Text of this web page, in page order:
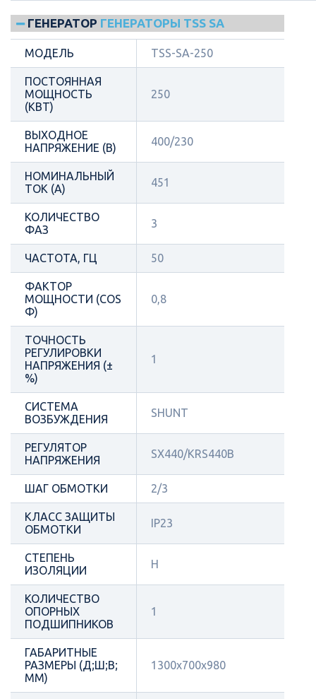
ГЕНЕРАТОР ГЕНЕРАТОРЫ TSS SA
МОДЕЛЬ TSS-SA-250
ПОСТОЯННАЯ
МОЩНОСТЬ
(КВТ)
250
ВЫХОДНОЕ
НАПРЯЖЕНИЕ (В)
400/230
НОМИНАЛЬНЫЙ
ТОК (А)
451
КОЛИЧЕСТВО
ФАЗ
3
ЧАСТОТА, ГЦ 50
ФАКТОР
МОЩНОСТИ (COS
Φ)
0,8
ТОЧНОСТЬ
РЕГУЛИРОВКИ
НАПРЯЖЕНИЯ (±
%)
1
СИСТЕМА
ВОЗБУЖДЕНИЯ
SHUNT
РЕГУЛЯТОР
НАПРЯЖЕНИЯ
SX440/KRS440B
ШАГ ОБМОТКИ 2/3
КЛАСС ЗАЩИТЫ
ОБМОТКИ
IP23
СТЕПЕНЬ
ИЗОЛЯЦИИ
Н
КОЛИЧЕСТВО
ОПОРНЫХ
ПОДШИПНИКОВ
1
ГАБАРИТНЫЕ
РАЗМЕРЫ (Д;Ш;В;
ММ)
1300х700х980